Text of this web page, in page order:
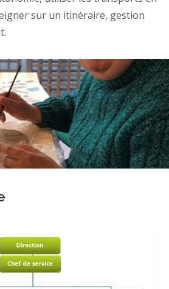
sur un itinéraire, gestion